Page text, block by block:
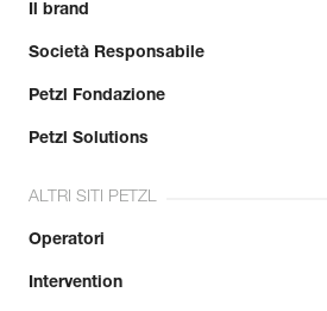
Il brand
Società Responsabile
Petzl Fondazione
Petzl Solutions
ALTRI SITI PETZL
Operatori
Intervention